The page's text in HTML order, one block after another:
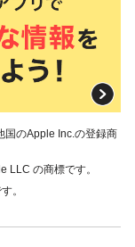
国のApple Inc.の登録商
LLC の商標です。
。